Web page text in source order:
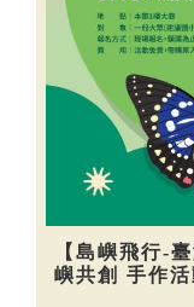
【島嶼飛行-
嶼共創 手作活